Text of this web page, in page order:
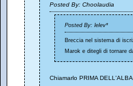
Posted By: Choolaudia
Posted By: lelev*
Breccia nel sistema di
Marok e ditegli di tornare
Chiamarlo PRIMA